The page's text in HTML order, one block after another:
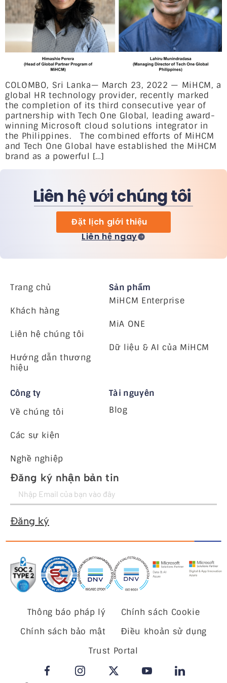
COLOMBO, Sri Lanka— March 23, 2022 — MiHCM, a
global HR technology provider, recently marked
the completion of its third consecutive year of
partnership with Tech One Global, leading award-
winning Microsoft cloud solutions integrator in
the Philippines. The combined efforts of MiHCM
and Tech One Global have established the MiHCM
brand as a powerful […]
Liên hệ với chúng tôi
Đặt lịch giới thiệu
Liên hệ ngay
Trang chủ
Khách hàng
Liên hệ chúng tôi
Hướng dẫn thương
hiệu
Sản phẩm
MiHCM Enterprise
MiA ONE
Dữ liệu & AI của MiHCM
Công ty
Về chúng tôi
Các sự kiện
Nghề nghiệp
Tài nguyên
Blog
Đăng ký nhận bản tin
Đăng ký
Thông báo pháp lý
Chính sách Cookie
Chính sách bảo mật
Điều khoản sử dụng
Trust Portal